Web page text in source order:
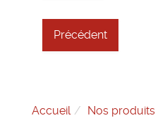
Précédent
Accueil
Nos produits